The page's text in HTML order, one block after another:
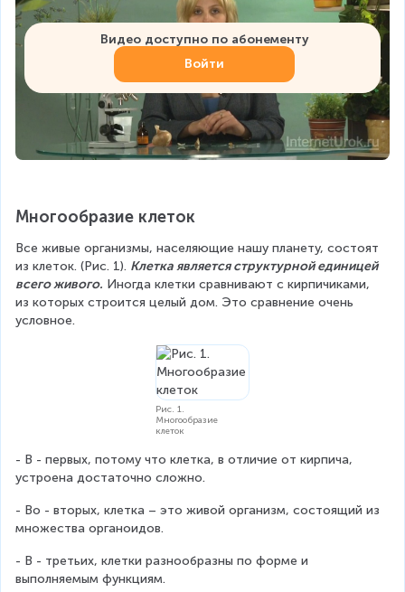
Видео доступно по абонементу
Войти
Многообразие клеток
Все живые организмы, населяющие нашу планету, состоят
из клеток. (Рис. 1). Клетка является структурной единицей
всего живого. Иногда клетки сравнивают с кирпичиками,
из которых строится целый дом. Это сравнение очень
условное.
Рис. 1.
Многообразие
клеток
- В - первых, потому что клетка, в отличие от кирпича,
устроена достаточно сложно.
- Во - вторых, клетка – это живой организм, состоящий из
множества органоидов.
- В - третьих, клетки разнообразны по форме и
выполняемым функциям.